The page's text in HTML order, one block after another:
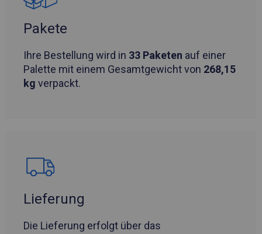
Pakete
Ihre Bestellung wird in 33 Paketen auf einer
Palette mit einem Gesamtgewicht von 268,15
kg verpackt.
Lieferung
Die Lieferung erfolgt über das